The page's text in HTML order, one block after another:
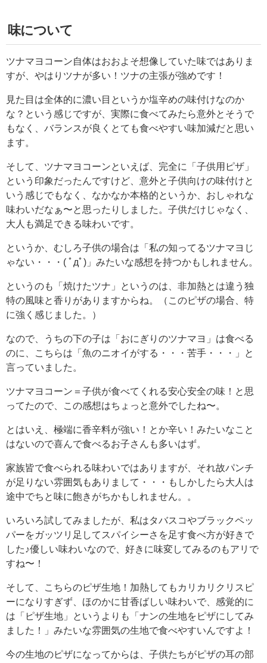
味について
ツナマヨコーン自体はおおよそ想像していた味ではありま
すが、やはりツナが多い！ツナの主張が強めです！
見た目は全体的に濃い目というか塩辛めの味付けなのか
な？という感じですが、実際に食べてみたら意外とそうで
もなく、バランスが良くとても食べやすい味加減だと思い
ます。
そして、ツナマヨコーンといえば、完全に「子供用ピザ」
という印象だったんですけど、意外と子供向けの味付けと
いう感じでもなく、なかなか本格的というか、おしゃれな
味わいだなぁ〜と思ったりしました。子供だけじゃなく、
大人も満足できる味わいです。
というか、むしろ子供の場合は「私の知ってるツナマヨじ
ゃない・・・( ﾟдﾟ)」みたいな感想を持つかもしれません。
というのも「焼けたツナ」というのは、非加熱とは違う独
特の風味と香りがありますからね。（このピザの場合、特
に強く感じました。）
なので、うちの下の子は「おにぎりのツナマヨ」は食べる
のに、こちらは「魚のニオイがする・・・苦手・・・」と
言っていました。
ツナマヨコーン＝子供が食べてくれる安心安全の味！と思
ってたので、この感想はちょっと意外でしたね〜。
とはいえ、極端に香辛料が強い！とか辛い！みたいなこと
はないので喜んで食べるお子さんも多いはず。
家族皆で食べられる味わいではありますが、それ故パンチ
が足りない雰囲気もありまして・・・もしかしたら大人は
途中でちと味に飽きがちかもしれません。。
いろいろ試してみましたが、私はタバスコやブラックペッ
パーをガッツリ足してスパイシーさを足す食べ方が好きで
した♪優しい味わいなので、好きに味変してみるのもアリで
すね〜！
そして、こちらのピザ生地！加熱してもカリカリクリスピ
ーになりすぎず、ほのかに甘香ばしい味わいで、感覚的に
は「ピザ生地」というよりも「ナンの生地をピザにしてみ
ました！」みたいな雰囲気の生地で食べやすいんですよ！
今の生地のピザになってからは、子供たちがピザの耳の部